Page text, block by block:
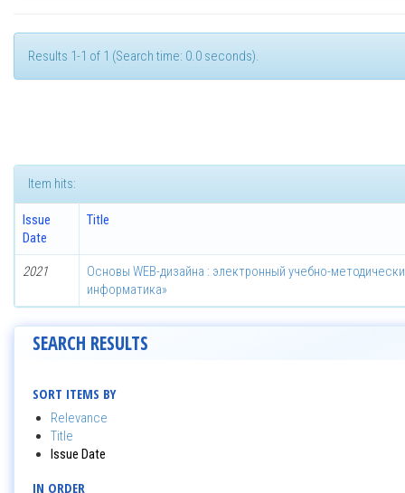
Results 1-1 of 1 (Search time: 0.0 seconds).
Item hits:
Issue
Date
Title
2021
Основы WEB-дизайна : электронный учебно-
информатика»
SEARCH RESULTS
SORT ITEMS BY
Relevance
Title
Issue Date
IN ORDER